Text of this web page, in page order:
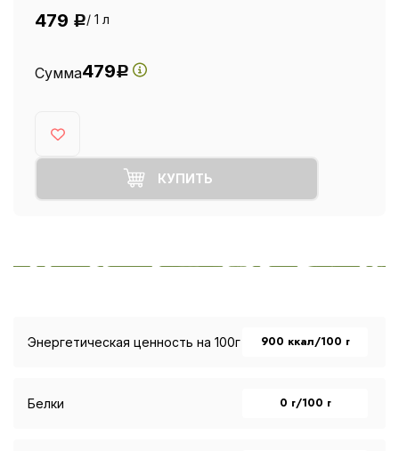
479 Р/ 1 л
Сумма479Р
КУПИТЬ
Энергетическая ценность на 100г 900 ккал/100 г
Белки 0 г/100 г